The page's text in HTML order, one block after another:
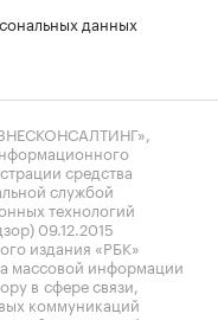
данных
средства
службой
технологий
09.12.2015
издания «РБК»
массовой информации
в сфере связи,
коммуникаций